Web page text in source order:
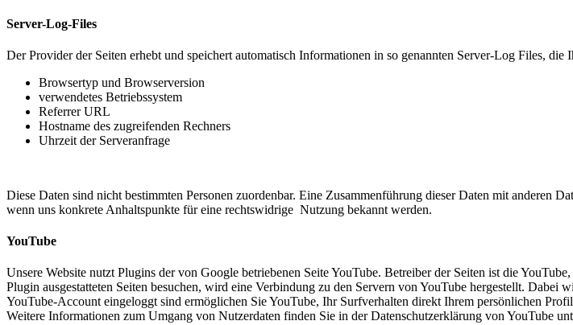
Server-Log-Files
Der Provider der Seiten erhebt und speichert automatisch Informationen in so genannten Server-Log Files,
Browsertyp und Browserversion
verwendetes Betriebssystem
Referrer URL
Hostname des zugreifenden Rechners
Uhrzeit der Serveranfrage
Diese Daten sind nicht bestimmten Personen zuordenbar. Eine Zusammenführung dieser Daten mit anderen
wenn uns konkrete Anhaltspunkte für eine rechtswidrige Nutzung bekannt werden.
YouTube
Unsere Website nutzt Plugins der von Google betriebenen Seite YouTube. Betreiber der Seiten ist die
Plugin ausgestatteten Seiten besuchen, wird eine Verbindung zu den Servern von YouTube hergestellt.
YouTube-Account eingeloggt sind ermöglichen Sie YouTube, Ihr Surfverhalten direkt Ihrem persönlichen
Weitere Informationen zum Umgang von Nutzerdaten finden Sie in der Datenschutzerklärung von YouTube